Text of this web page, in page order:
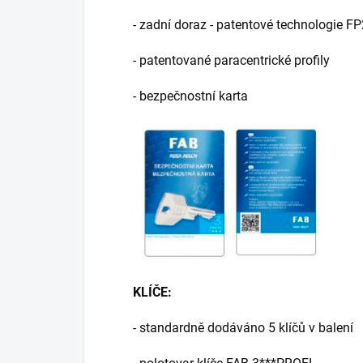
- zadní doraz - patentové technologie
- patentované paracentrické profily
- bezpečnostní karta
KLÍČE:
- standardně dodáváno 5 klíčů v balení